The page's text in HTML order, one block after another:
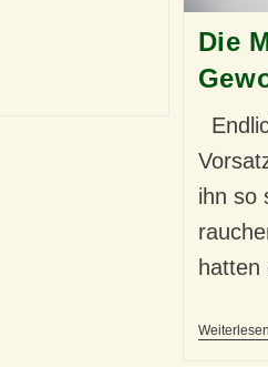
Die
ihn so
Weiterlesen